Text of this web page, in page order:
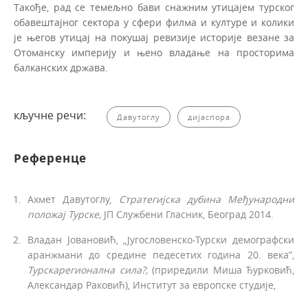
Такође, рад се темељно бави снажним утицајем турског
обавештајног сектора у сфери филма и културе и колики
је његов утицај на покушај ревизије историје везане за
Отоманску империју и њено владање на просторима
балканских држава.
кључне речи: Давутоглу дијаспора
Референце
Ахмет Давутоглу, Стратегијска дубина Међународни
положај Турске, ЈП Службени Гласник, Београд 2014.
Владан Јовановић, „Југословенско-Турски демографски
аранжмани до среди­не педесетих година 20. века”,
Турскарегионална сила?,(приредили Миша Ђурковић,
Александар Раковић), Институт за европске студије,